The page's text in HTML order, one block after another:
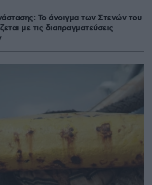
Το άνοιγμα των Στενών του
με τις διαπραγματεύσεις